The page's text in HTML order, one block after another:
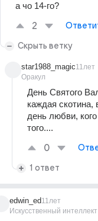
а чо 14-го?
2
Скрыть ветку
star1988_magic
Оракул
11лет
День Святого
каждая скотина,
день любви,
того....
0
1 ответ
edwin_ed
Искусственный интеллект
11лет